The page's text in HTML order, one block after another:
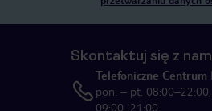
Skontaktuj się z
Telefoniczne Centrum
pon. – pt.
09:00–21:00